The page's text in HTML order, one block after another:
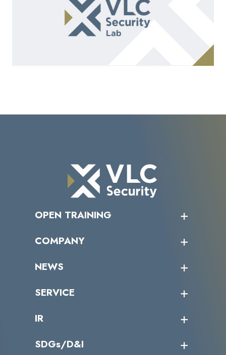
OPEN TRAINING
受講者の声
COMPANY
トップメッセージ
ミッション／ビジョン
パートナー企業一覧
NEWS
サイバーニュース
SERVICE
カテゴリー別サービス一覧
IR
IRカレンダー
SDGs/D&I